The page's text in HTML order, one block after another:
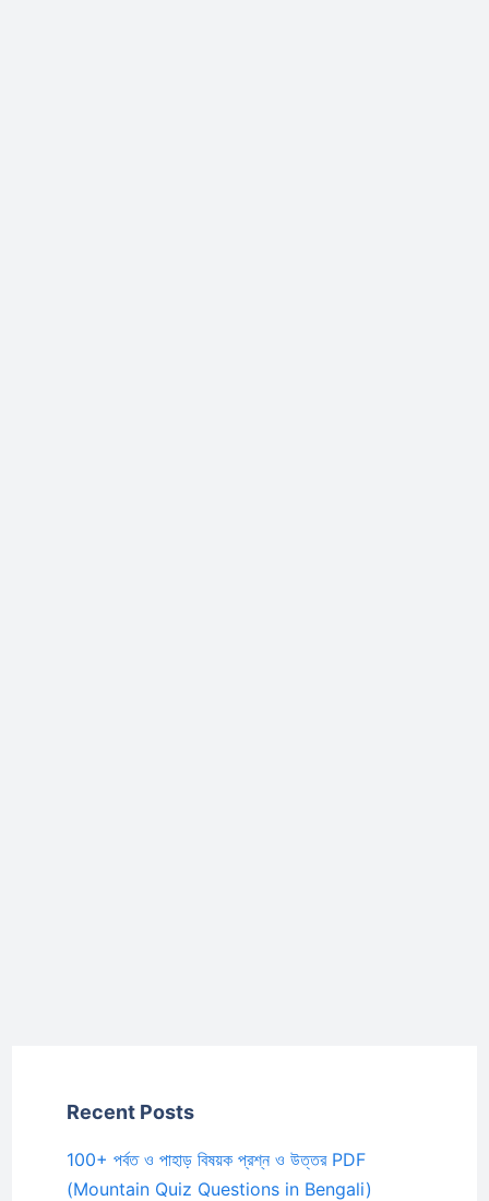
Recent Posts
100+ পর্বত ও পাহাড় বিষয়ক প্রশ্ন ও উত্তর PDF
(Mountain Quiz Questions in Bengali)